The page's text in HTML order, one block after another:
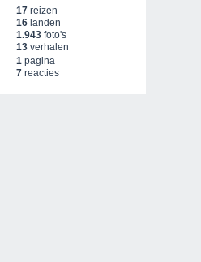
17 reizen
16 landen
1.943 foto's
13 verhalen
1 pagina
7 reacties